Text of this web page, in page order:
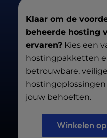
waardoor de totale
uiteindelijk hoger
van beheerde
Klaar om de
beheerde hosting
ervaren? Kies een
hostingpakketten
betrouwbare,
jouw behoeften.
Winkelen